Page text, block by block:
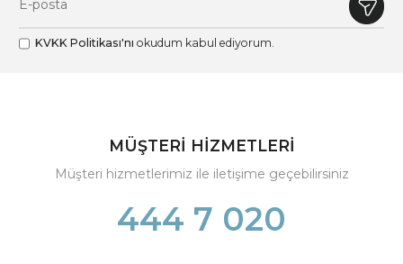
KVKK Politikası'nı okudum kabul ediyorum.
MÜŞTERİ HİZMETLERİ
Müşteri hizmetlerimiz ile iletişime geçebilirsiniz
444 7 020